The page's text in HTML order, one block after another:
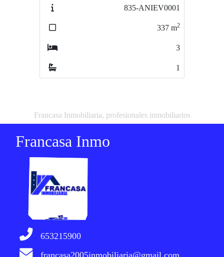
835-ANIEV0001845-SANTAN0001
86m
Francasa Inmobiliaria, profesionales inmobiliarios
Francasa Inmo
653215900